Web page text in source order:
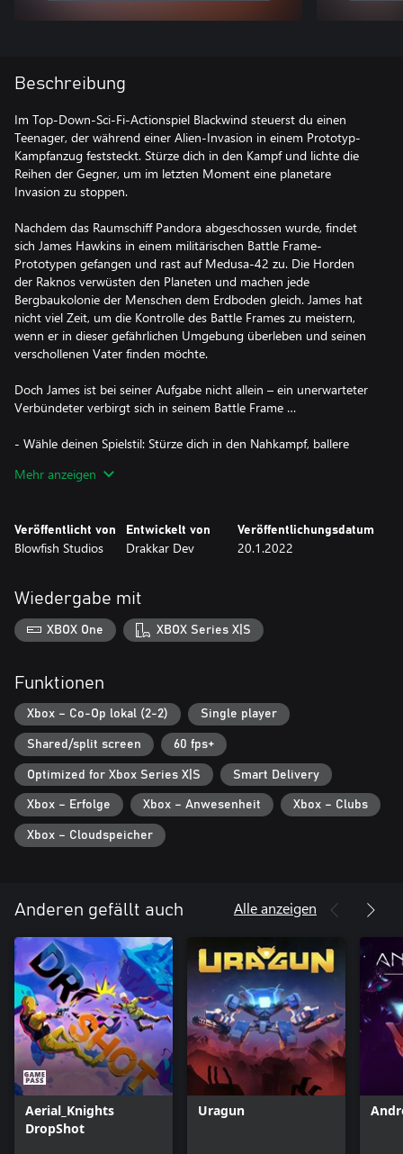
Beschreibung
Im Top-Down-Sci-Fi-Actionspiel Blackwind steuerst du einen
Teenager, der während einer Alien-Invasion in einem Prototyp-
Kampfanzug feststeckt. Stürze dich in den Kampf und lichte die
Reihen der Gegner, um im letzten Moment eine planetare
Invasion zu stoppen.
Nachdem das Raumschiff Pandora abgeschossen wurde, findet
sich James Hawkins in einem militärischen Battle Frame-
Prototypen gefangen und rast auf Medusa-42 zu. Die Horden
der Raknos verwüsten den Planeten und machen jede
Bergbaukolonie der Menschen dem Erdboden gleich. James hat
nicht viel Zeit, um die Kontrolle des Battle Frames zu meistern,
wenn er in dieser gefährlichen Umgebung überleben und seinen
verschollenen Vater finden möchte.
Doch James ist bei seiner Aufgabe nicht allein – ein unerwarteter
Verbündeter verbirgt sich in seinem Battle Frame …
- Wähle deinen Spielstil: Stürze dich in den Nahkampf, ballere
verwende die speziellen Kräfte deines Kampfanzugs, um
- Verbessere deinen Battle Frame mit neuen Kräften und
erweitere deinen Fähigkeitsbaum.
Erkundungsfähigkeiten in der Einzelspieler-Kampagne zu
erweitern.
- Lokaler Koop-Modus: Der Battle Frame und dessen Drohne
Mehr anzeigen
Veröffentlicht von
Blowfish Studios
Entwickelt von
Drakkar Dev
Veröffentlichungsdatum
20.1.2022
Wiedergabe mit
XBOX One XBOX Series X|S
Funktionen
Xbox – Co-Op lokal (2-2) Single player
Shared/split screen 60 fps+
Optimized for Xbox Series X|S Smart Delivery
Xbox – Erfolge Xbox – Anwesenheit Xbox – Clubs
Xbox – Cloudspeicher
Anderen gefällt auch Alle anzeigen
Aerial_Knights
DropShot
Uragun